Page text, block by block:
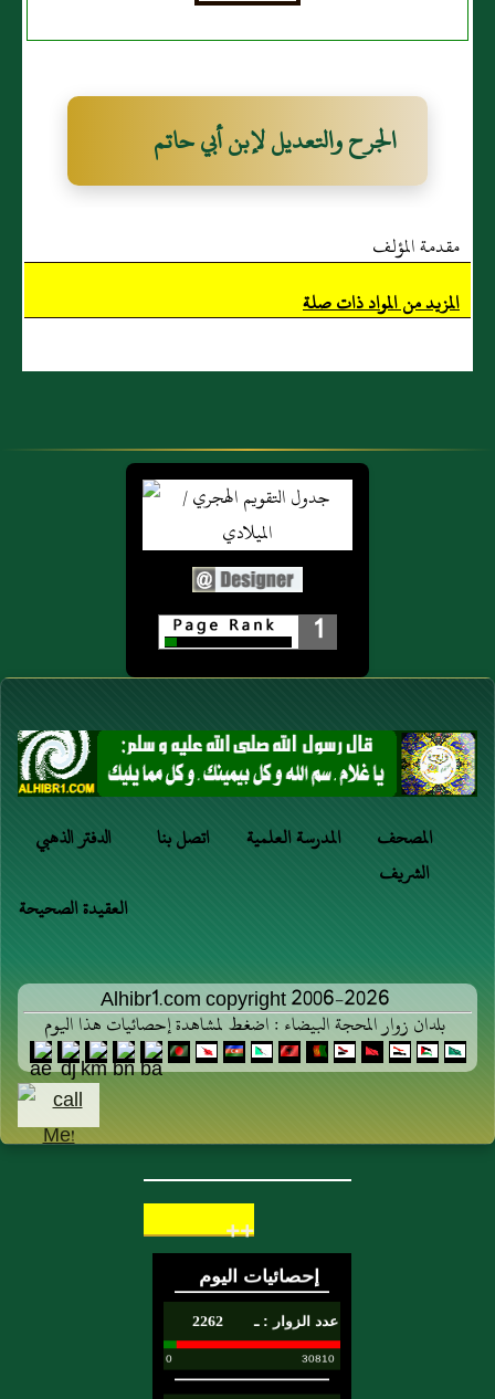
الجرح والتعديل لإبن أبي حاتم
مقدمة المؤلف
المزيد من المواد ذات صلة
1
الدفتر الذهبي اتصل بنا المدرسة العلمية
المصحف
الشريف
العقيدة الصحيحة
Alhibr1.com copyright 2006-2026
بلدان زوار المحجة البيضاء : اضغط لمشاهدة إحصائيات هذا اليوم
++